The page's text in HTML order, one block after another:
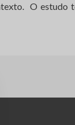
O estudo